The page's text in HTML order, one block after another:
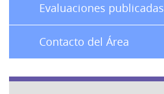
Evaluaciones publicadas
Contacto del Área